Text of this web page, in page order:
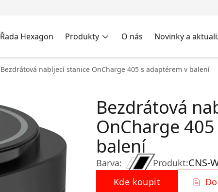
Řada Hexagon Produkty O nás Novinky a
Bezdrátová nabíjecí stanice OnCharge 405 s adaptérem v balení
Barva:
Bezdrátová
OnCharge
balení
Produkt:CNS-
Kde koupit